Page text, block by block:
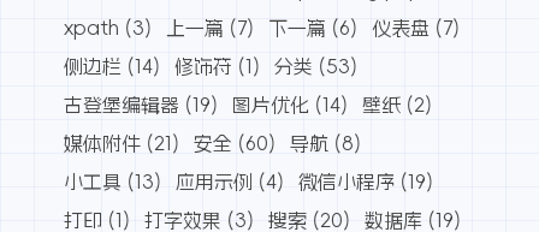
xpath (3) 上一篇 (7) 下一篇 (6) 仪表盘 (7)
侧边栏 (14) 修饰符 (1) 分类 (53)
古登堡编辑器 (19) 图片优化 (14) 壁纸 (2)
媒体附件 (21) 安全 (60) 导航 (8)
小工具 (13) 应用示例 (4) 微信小程序 (19)
打印 (1) 打字效果 (3) 搜索 (20) 数据库 (19)